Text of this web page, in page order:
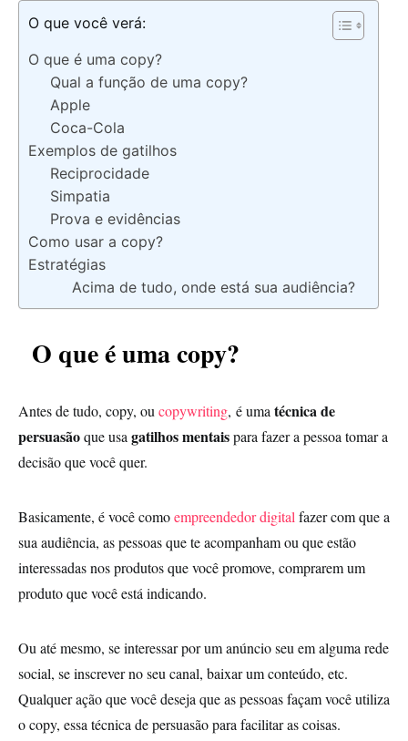
O que você verá:
O que é uma copy?
Qual a função de uma copy?
Apple
Coca-Cola
Exemplos de gatilhos
Reciprocidade
Simpatia
Prova e evidências
Como usar a copy?
Estratégias
Acima de tudo, onde está sua audiência?
O que é uma copy?
Antes de tudo, copy, ou copywriting, é uma técnica de
persuasãoque usa gatilhos mentaispara fazer a pessoa tomar a
decisão que você quer.
Basicamente, é você comoempreendedor digital fazer com que a
sua audiência, as pessoas que te acompanham ou que estão
interessadas nos produtos que você promove, comprarem um
produto que você está indicando.
Ou até mesmo, se interessar por um anúncio seu em alguma rede
social, se inscrever no seu canal, baixar um conteúdo, etc.
Qualquer ação que você deseja que as pessoas façam você utiliza
o copy, essa técnica de persuasão para facilitar as coisas.